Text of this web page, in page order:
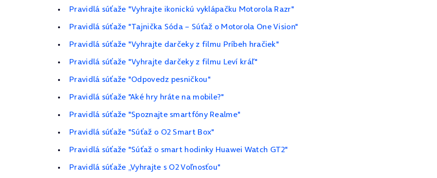
Pravidlá súťaže "Vyhrajte ikonickú vyklápačku Motorola Razr"
Pravidlá súťaže "Tajnička Sóda – Súťaž o Motorola One Vision"
Pravidlá súťaže "Vyhrajte darčeky z filmu Príbeh hračiek"
Pravidlá súťaže "Vyhrajte darčeky z filmu Leví kráľ"
Pravidlá súťaže "Odpovedz pesničkou"
Pravidlá súťaže "Aké hry hráte na mobile?"
Pravidlá súťaže "Spoznajte smartfóny Realme"
Pravidlá súťaže "Súťaž o O2 Smart Box"
Pravidlá súťaže "Súťaž o smart hodinky Huawei Watch GT2"
Pravidlá súťaže „Vyhrajte s O2 Voľnosťou"